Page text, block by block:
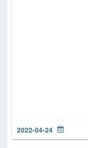
2022-04-24